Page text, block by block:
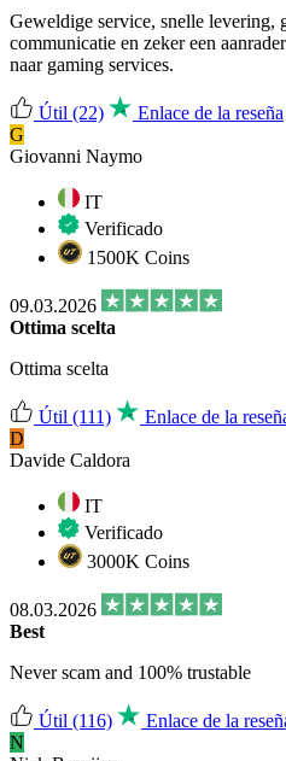
Geweldige service, snelle levering,
communicatie en zeker een
naar gaming services.
Útil (22)
Enlace de la reseña
G
Giovanni Naymo
IT
Verificado
1500K Coins
09.03.2026
Ottima scelta
Ottima scelta
Útil (111)
Enlace de la
D
Davide Caldora
IT
Verificado
3000K Coins
08.03.2026
Best
Never scam and 100% trustable
Útil (116)
Enlace de la
N